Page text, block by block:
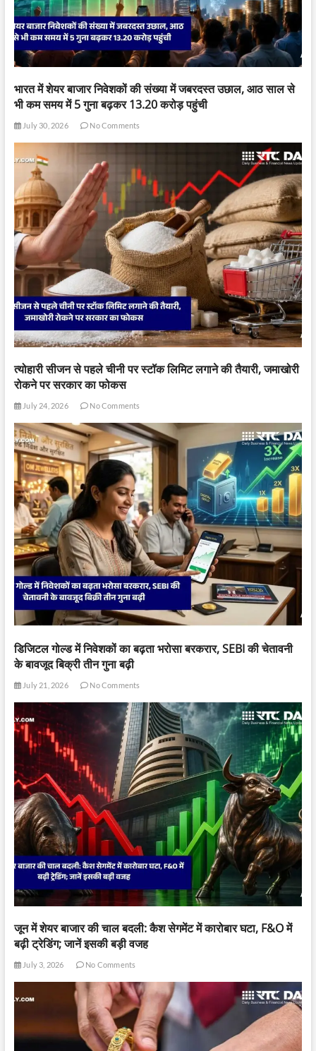
भारत में शेयर बाजार निवेशकों की संख्या में जबरदस्त उछाल, आठ साल से
भी कम समय में 5 गुना बढ़कर 13.20 करोड़ पहुंची
July 30, 2026 No Comments
त्योहारी सीजन से पहले चीनी पर स्टॉक लिमिट लगाने की तैयारी, जमाखोरी
रोकने पर सरकार का फोकस
July 24, 2026 No Comments
डिजिटल गोल्ड में निवेशकों का बढ़ता भरोसा बरकरार, SEBI की चेतावनी
के बावजूद बिक्री तीन गुना बढ़ी
July 21, 2026 No Comments
जून में शेयर बाजार की चाल बदली: कैश सेगमेंट में कारोबार घटा, F&O में
बढ़ी ट्रेडिंग; जानें इसकी बड़ी वजह
July 3, 2026 No Comments